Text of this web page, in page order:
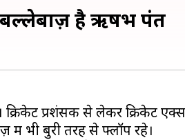
बल्लेबाज़ है ऋषभ पंत
प्रशंसक से लेकर क्रिकेट
में भी बुरी तरह से फ्लॉप रहे।